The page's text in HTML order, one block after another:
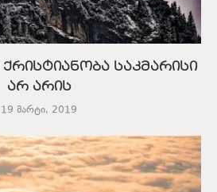
საკმარისი
არ არის
19 მარტი, 2019